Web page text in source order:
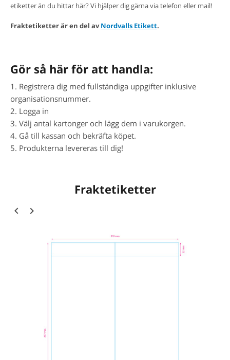
etiketter än du hittar här? Vi hjälper dig gärna via telefon eller mail!
Fraktetiketter är en del avNordvalls Etikett.
Gör så här för att handla:
1. Registrera dig med fullständiga uppgifter inklusive
organisationsnummer.
2. Logga in
3. Välj antal kartonger och lägg dem i varukorgen.
4. Gå till kassan och bekräfta köpet.
5. Produkterna levereras till dig!
Fraktetiketter